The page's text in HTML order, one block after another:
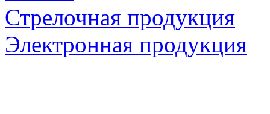
Стрелочная продукция
Электронная продукция